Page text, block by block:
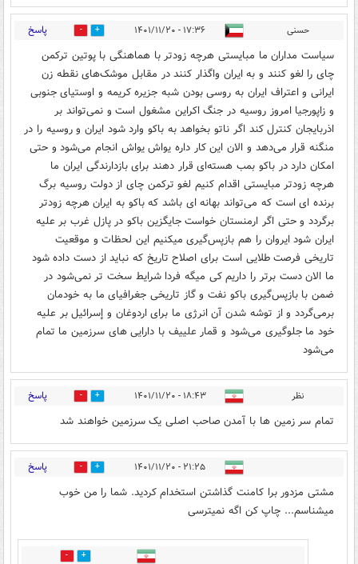
حسنی ۱۷:۳۶ - ۱۴۰۱/۱۱/۲۰ 1 پاسخ
سیاست مداران ما مبایستی هرچه زودتر با هماهنگی با پوتین ترکمن
چای را لغو کنند و به ايران واگذار کنند در مقابل موشک‌های نقطه زن
ایرانی و اعتراف ايران به روسی بودن شبه جزیره کریمه و اوستیای جنوبی
و زاپورجیا امروز روسیه در جنگ اکراین مشغول است و نمی‌تواند بر
اذربایجان کنترل کند اگر ناتو بخواهد به باکو وارد شود ايران و روسیه را در
منگنه قرار می‌دهد و الان این کار داره یواش یواش انجام می‌شود و حتی
امکان دارد در باکو بمب هسته‌ای قرار دهند برای بازدارندگی ايران ما
هرچه زودتر مبایستی اقدام کنیم لغو ترکمن چای از دولت روسیه برگ
برنده ای است که می‌تواند بهانه ای باشد که باکو به ايران هرچه زودتر
برگردد و حتی اگر ارمنستان خواست جایگزین باکو در پازل غرب بر علیه
ایران شود ایروان را هم بازپس‌گیری میکنیم این لحظات و موقعیت
تاریخی فرصت طلایی است برای اصلاح تاریخ که نباید از دست داده شود
ما الان دست برتر را داریم کی میگه فردا شرایط سخت تر نمی‌شود در
ضمن با بازپس‌گیری باکو نفت و گاز تاریخی جغرافیای ما به خودمان
برمی‌گردد و از توشه‌ شدن آن انرژی ما برای اردوغان و إسرائيل بر علیه
خود ما جلوگیری می‌شود و قمار علییف با دارایی های سرزمین ما تمام
می‌شود
نظر ۱۸:۴۳ - ۱۴۰۱/۱۱/۲۰ 1 پاسخ
تمام سر زمین ها با آمدن صاحب اصلی یک سرزمین خواهند شد
۲۱:۲۵ - ۱۴۰۱/۱۱/۲۰ 1 پاسخ
مشتی مزدور برا کامنت گذاشتن استخدام کردید. شما را من خوب
میشناسم... چاپ کن اگه نمیترسی
0